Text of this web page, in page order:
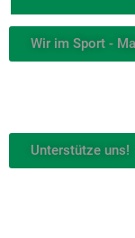
Wir im Sport -
Unterstütze uns!